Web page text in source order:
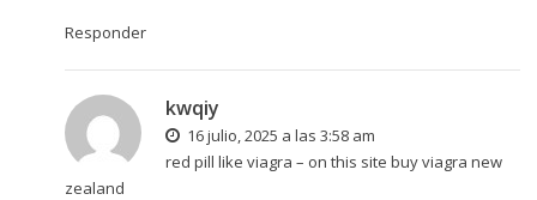
Responder
kwqiy
16 julio, 2025 a las 3:58 am
red pill like viagra – on this site buy viagra new
zealand